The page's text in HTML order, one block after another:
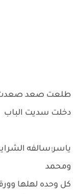
طلعت صعد صعدت
دخلت سديت الباب
ياسر:سالفه
ومحمد
كل وحده لهلها